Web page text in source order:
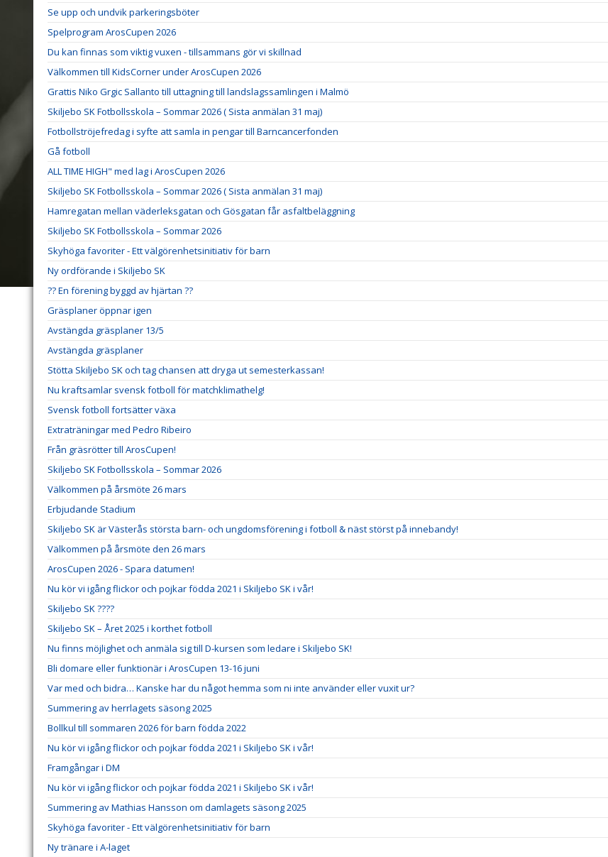
Se upp och undvik parkeringsböter
Spelprogram ArosCupen 2026
Du kan finnas som viktig vuxen - tillsammans gör vi skillnad
Välkommen till KidsCorner under ArosCupen 2026
Grattis Niko Grgic Sallanto till uttagning till landslagssamlingen i Malmö
Skiljebo SK Fotbollsskola – Sommar 2026 ( Sista anmälan 31 maj)
Fotbollströjefredag i syfte att samla in pengar till Barncancerfonden
Gå fotboll
ALL TIME HIGH" med lag i ArosCupen 2026
Skiljebo SK Fotbollsskola – Sommar 2026 ( Sista anmälan 31 maj)
Hamregatan mellan väderleksgatan och Gösgatan får asfaltbeläggning
Skiljebo SK Fotbollsskola – Sommar 2026
Skyhöga favoriter - Ett välgörenhetsinitiativ för barn
Ny ordförande i Skiljebo SK
?? En förening byggd av hjärtan ??
Gräsplaner öppnar igen
Avstängda gräsplaner 13/5
Avstängda gräsplaner
Stötta Skiljebo SK och tag chansen att dryga ut semesterkassan!
Nu kraftsamlar svensk fotboll för matchklimathelg!
Svensk fotboll fortsätter växa
Extraträningar med Pedro Ribeiro
Från gräsrötter till ArosCupen!
Skiljebo SK Fotbollsskola – Sommar 2026
Välkommen på årsmöte 26 mars
Erbjudande Stadium
Skiljebo SK är Västerås största barn- och ungdomsförening i fotboll & näst störst på innebandy!
Välkommen på årsmöte den 26 mars
ArosCupen 2026 - Spara datumen!
Nu kör vi igång flickor och pojkar födda 2021 i Skiljebo SK i vår!
Skiljebo SK ????
Skiljebo SK – Året 2025 i korthet fotboll
Nu finns möjlighet och anmäla sig till D-kursen som ledare i Skiljebo SK!
Bli domare eller funktionär i ArosCupen 13-16 juni
Var med och bidra… Kanske har du något hemma som ni inte använder eller vuxit ur?
Summering av herrlagets säsong 2025
Bollkul till sommaren 2026 för barn födda 2022
Nu kör vi igång flickor och pojkar födda 2021 i Skiljebo SK i vår!
Framgångar i DM
Nu kör vi igång flickor och pojkar födda 2021 i Skiljebo SK i vår!
Summering av Mathias Hansson om damlagets säsong 2025
Skyhöga favoriter - Ett välgörenhetsinitiativ för barn
Ny tränare i A-laget